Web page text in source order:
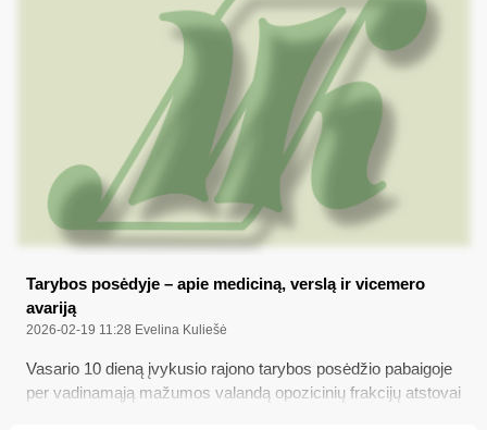
Tarybos posėdyje – apie mediciną, verslą ir vicemero
avariją
2026-02-19 11:28 Evelina Kuliešė
Vasario 10 dieną įvykusio rajono tarybos posėdžio pabaigoje
per vadinamąją mažumos valandą opozicinių frakcijų atstovai